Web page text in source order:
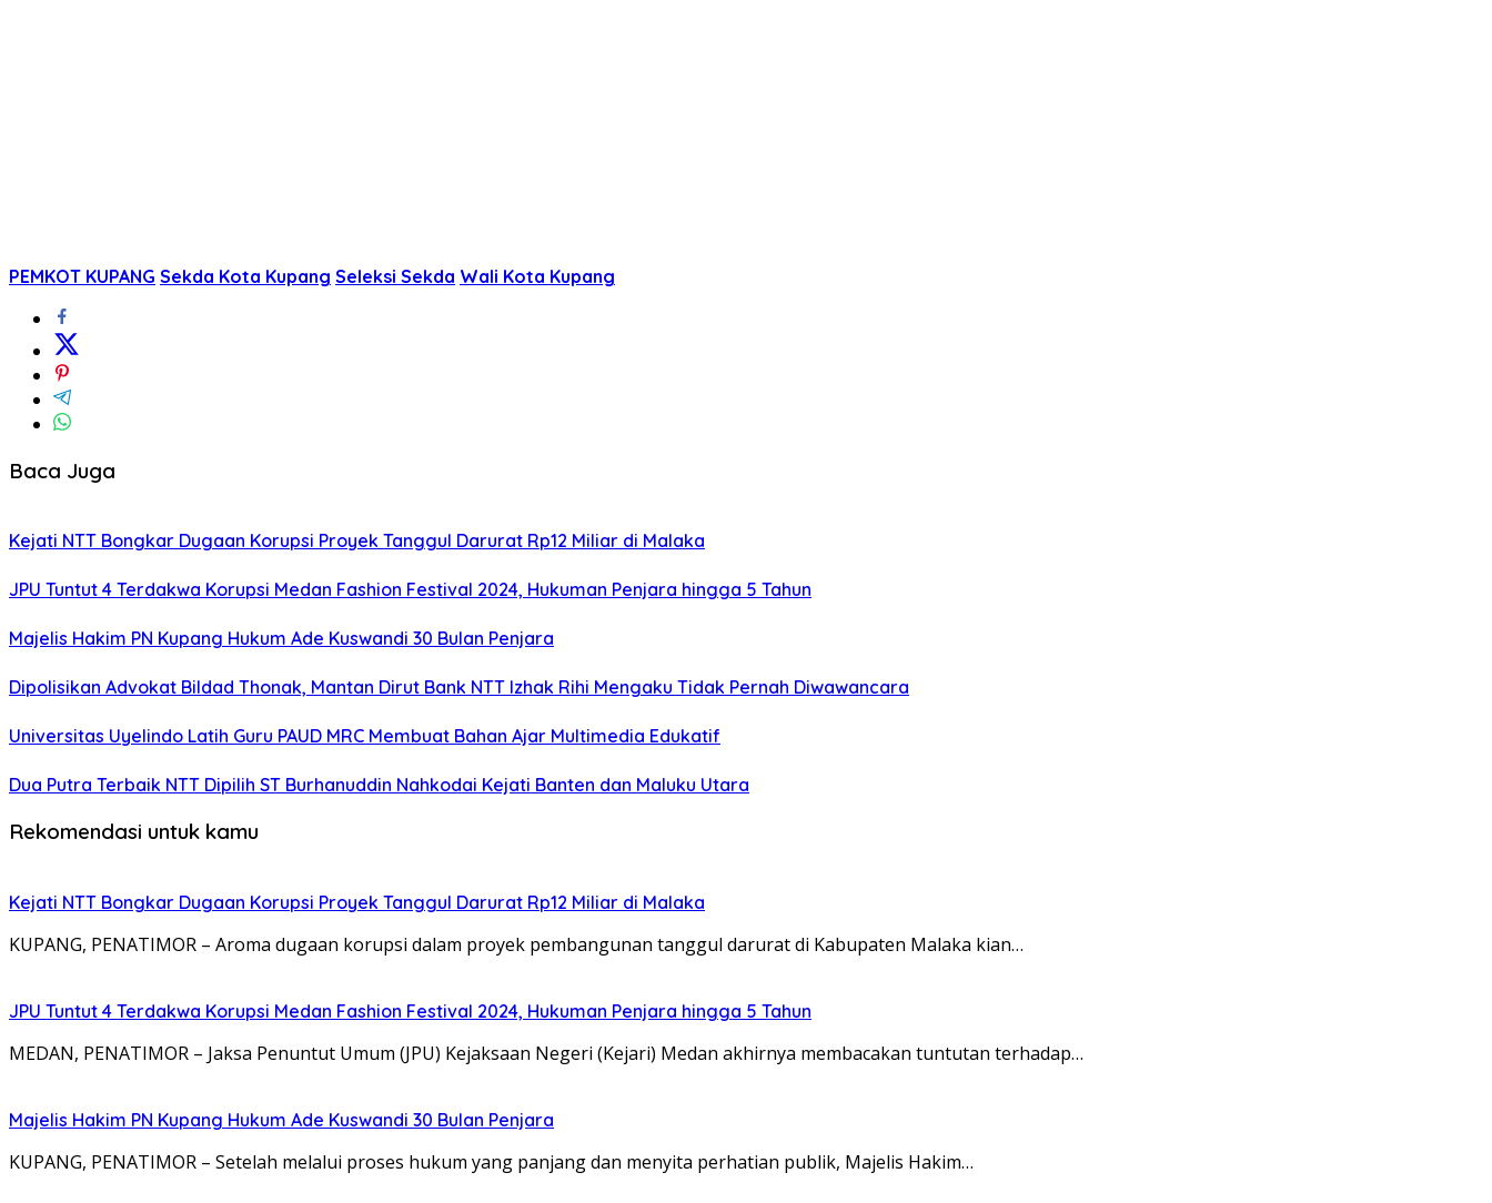
PEMKOT KUPANG Sekda Kota Kupang Seleksi Sekda Wali Kota Kupang
Baca Juga
Kejati NTT Bongkar Dugaan Korupsi Proyek Tanggul Darurat Rp12 Miliar di Malaka
JPU Tuntut 4 Terdakwa Korupsi Medan Fashion Festival 2024, Hukuman Penjara hingga 5 Tahun
Majelis Hakim PN Kupang Hukum Ade Kuswandi 30 Bulan Penjara
Dipolisikan Advokat Bildad Thonak, Mantan Dirut Bank NTT Izhak Rihi Mengaku Tidak Pernah Diwawancara
Universitas Uyelindo Latih Guru PAUD MRC Membuat Bahan Ajar Multimedia Edukatif
Dua Putra Terbaik NTT Dipilih ST Burhanuddin Nahkodai Kejati Banten dan Maluku Utara
Rekomendasi untuk kamu
Kejati NTT Bongkar Dugaan Korupsi Proyek Tanggul Darurat Rp12 Miliar di Malaka
KUPANG, PENATIMOR – Aroma dugaan korupsi dalam proyek pembangunan tanggul darurat di Kabupaten Malaka kian…
JPU Tuntut 4 Terdakwa Korupsi Medan Fashion Festival 2024, Hukuman Penjara hingga 5 Tahun
MEDAN, PENATIMOR – Jaksa Penuntut Umum (JPU) Kejaksaan Negeri (Kejari) Medan akhirnya membacakan tuntutan terhadap…
Majelis Hakim PN Kupang Hukum Ade Kuswandi 30 Bulan Penjara
KUPANG, PENATIMOR – Setelah melalui proses hukum yang panjang dan menyita perhatian publik, Majelis Hakim…